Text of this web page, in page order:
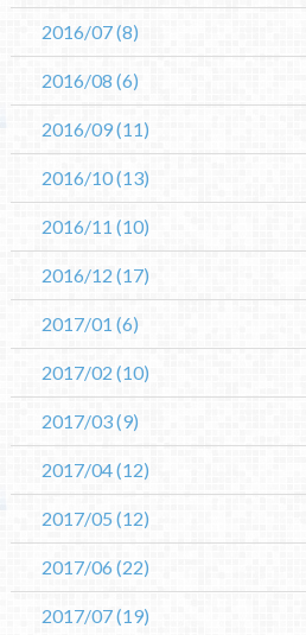
2016/07(8)
2016/08 (6)
2016/09(11)
2016/10(13)
2016/11 (10)
2016/12 (17)
2017/01 (6)
2017/02 (10)
2017/03(9)
2017/04(12)
2017/05(12)
2017/06(22)
2017/07(19)